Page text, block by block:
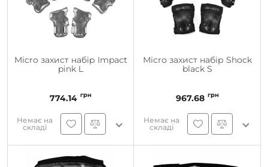
Micro захист набір Impact
pink L
774.14 грн
Немає на
складі
Micro захист набір Shock
black S
967.68 грн
Немає на
складі